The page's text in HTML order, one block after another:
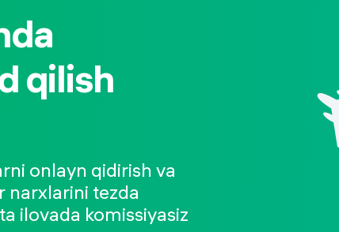
qilish
onlayn qidirish va
narxlarini tezda
ilovada komissiyasiz